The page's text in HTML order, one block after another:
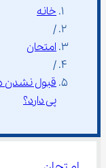
خانه
/
امتحان
/
قبول نشدن
پی دارد؟